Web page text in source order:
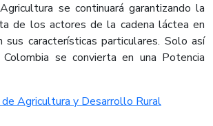
se continuará garantizando la
de los actores de la cadena láctea en
sus características particulares. Solo así
se convierta en una Potencia
Agricultura y Desarrollo Rural​